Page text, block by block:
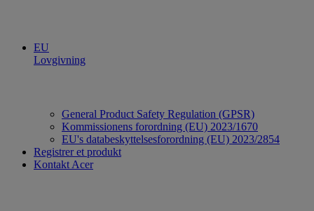
EU
Lovgivning
General Product Safety Regulation (GPSR)
Kommissionens forordning (EU) 2023/1670
EU's databeskyttelsesforordning (EU) 2023/2854
Registrer et produkt
Kontakt Acer